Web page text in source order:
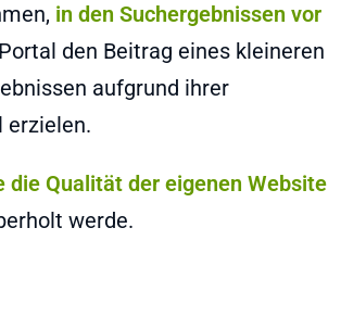
in den Suchergebnissen vor
den Beitrag eines kleineren
aufgrund ihrer
erzielen.
die Qualität der eigenen Website
werde.